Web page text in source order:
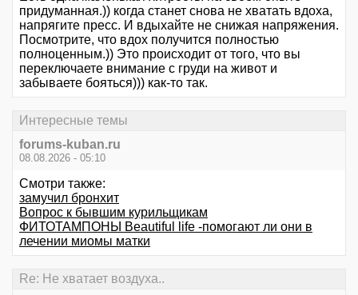
придуманная.)) когда станет снова не хватать вдоха,
напрягите пресс. И вдыхайте не снижая напряжения.
Посмотрите, что вдох получится полностью
полноценным.)) Это происходит от того, что вы
переключаете внимание с груди на живот и
забываете бояться))) как-то так.
Интересные темы
forums-kuban.ru
08.08.2026 - 05:10
Смотри также:
замучил бронхит
Вопрос к бывшим курильщикам
ФИТОТАМПОНЫ Beautiful life -помогают ли они в
лечении миомы матки
Re: Не хватает воздуха..